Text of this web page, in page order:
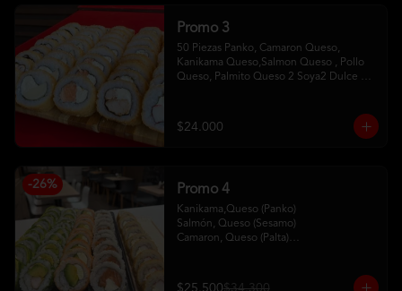
Promo 3
50 Piezas Panko, Camaron Queso,
Kanikama Queso,Salmon Queso , Pollo
Queso, Palmito Queso 2 Soya2 Dulce 2
$24.000
-26% Promo 4
Kanikama,Queso (Panko)
Salmón, Queso (Sesamo)
Camaron, Queso (Palta)
$25.500$34.300